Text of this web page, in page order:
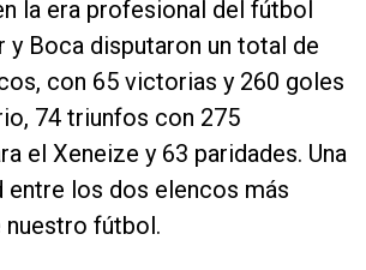
la era profesional del fútbol
y Boca disputaron un total de
con 65 victorias y 260 goles
74 triunfos con 275
el Xeneize y 63 paridades. Una
entre los dos elencos más
fútbol.